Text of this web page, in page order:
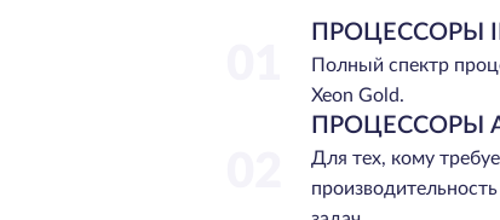
ПРОЦЕССОРЫ
Полный спектр
Xeon Gold.
ПРОЦЕССОРЫ
Для тех, кому